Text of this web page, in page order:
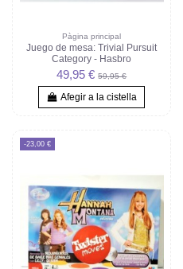
Pàgina principal
Juego de mesa: Trivial Pursuit
Category - Hasbro
49,95 €59,95 €
Afegir a la cistella
-23,00 €